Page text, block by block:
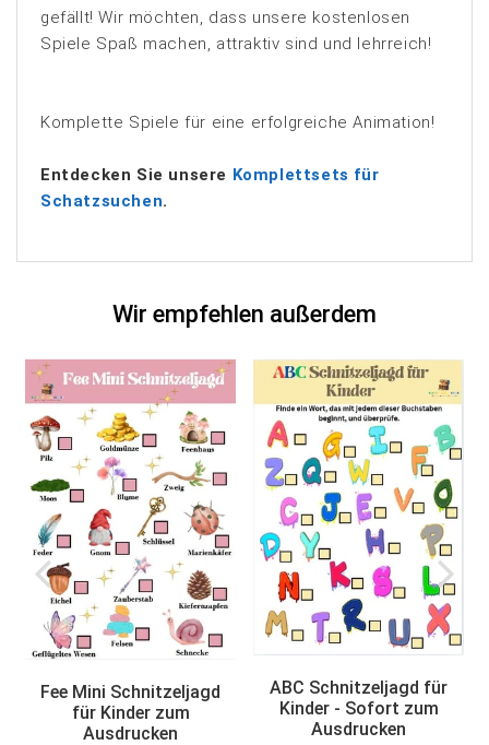
gefällt! Wir möchten, dass unsere kostenlosen
Spiele Spaß machen, attraktiv sind und lehrreich!
Komplette Spiele für eine erfolgreiche Animation!
Entdecken Sie unsere Komplettsets für
Schatzsuchen.
Wir empfehlen außerdem
Fee Mini Schnitzeljagd
für Kinder zum
Ausdrucken
ABC Schnitzeljagd für
Kinder - Sofort zum
Ausdrucken